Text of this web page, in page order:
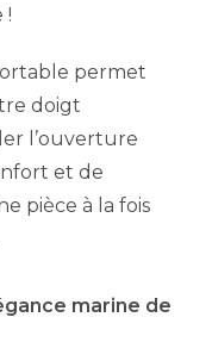
!
permet
doigt
l’ouverture
et de
pièce à la fois
marine de